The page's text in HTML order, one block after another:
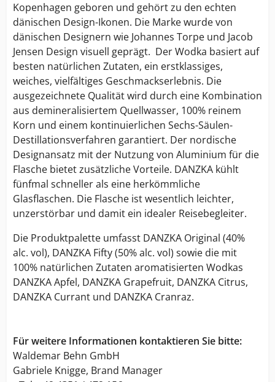
Kopenhagen geboren und gehört zu den echten
dänischen Design-Ikonen. Die Marke wurde von
dänischen Designern wie Johannes Torpe und Jacob
Jensen Design visuell geprägt. Der Wodka basiert auf
besten natürlichen Zutaten, ein erstklassiges,
weiches, vielfältiges Geschmackserlebnis. Die
ausgezeichnete Qualität wird durch eine Kombination
aus demineralisiertem Quellwasser, 100% reinem
Korn und einem kontinuierlichen Sechs-Säulen-
Destillationsverfahren garantiert. Der nordische
Designansatz mit der Nutzung von Aluminium für die
Flasche bietet zusätzliche Vorteile. DANZKA kühlt
fünfmal schneller als eine herkömmliche
Glasflaschen. Die Flasche ist wesentlich leichter,
unzerstörbar und damit ein idealer Reisebegleiter.
Die Produktpalette umfasst DANZKA Original (40%
alc. vol), DANZKA Fifty (50% alc. vol) sowie die mit
100% natürlichen Zutaten aromatisierten Wodkas
DANZKA Apfel, DANZKA Grapefruit, DANZKA Citrus,
DANZKA Currant und DANZKA Cranraz.
Für weitere Informationen kontaktieren Sie bitte:
Waldemar Behn GmbH
Gabriele Knigge, Brand Manager